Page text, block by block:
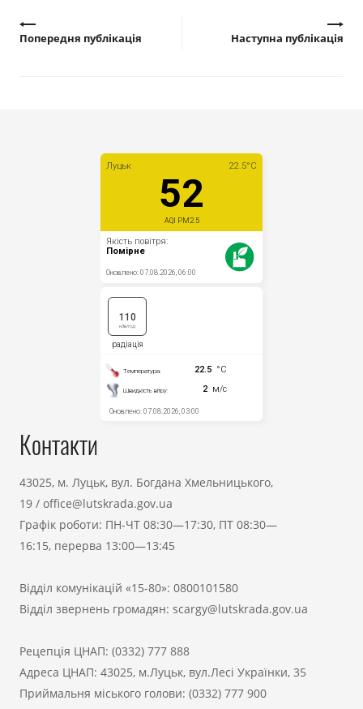
Попередня публікація Наступна публікація
Контакти
43025, м. Луцьк, вул. Богдана Хмельницького,
19 / office@lutskrada.gov.ua
Графік роботи: ПН-ЧТ 08:30—17:30, ПТ 08:30—
16:15, перерва 13:00—13:45
Відділ комунікацій «15-80»: 0800101580
Відділ звернень громадян: scargy@lutskrada.gov.ua
Рецепція ЦНАП: (0332) 777 888
Адреса ЦНАП: 43025, м.Луцьк, вул.Лесі Українки, 35
Приймальня міського голови: (0332) 777 900